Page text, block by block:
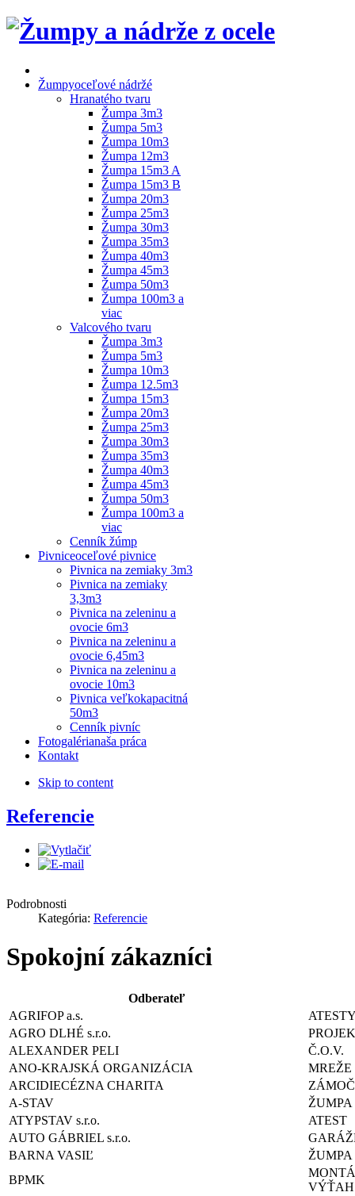
Žumpyoceľové nádržé
Hranatého tvaru
Žumpa 3m3
Žumpa 5m3
Žumpa 10m3
Žumpa 12m3
Žumpa 15m3 A
Žumpa 15m3 B
Žumpa 20m3
Žumpa 25m3
Žumpa 30m3
Žumpa 35m3
Žumpa 40m3
Žumpa 45m3
Žumpa 50m3
Žumpa 100m3 a
viac
Valcového tvaru
Žumpa 3m3
Žumpa 5m3
Žumpa 10m3
Žumpa 12.5m3
Žumpa 15m3
Žumpa 20m3
Žumpa 25m3
Žumpa 30m3
Žumpa 35m3
Žumpa 40m3
Žumpa 45m3
Žumpa 50m3
Žumpa 100m3 a
viac
Cenník žúmp
Pivniceoceľové pivnice
Pivnica na zemiaky 3m3
Pivnica na zemiaky
3,3m3
Pivnica na zeleninu a
ovocie 6m3
Pivnica na zeleninu a
ovocie 6,45m3
Pivnica na zeleninu a
ovocie 10m3
Pivnica veľkokapacitná
50m3
Cenník pivníc
Fotogalérianaša práca
Kontakt
Skip to content
Referencie
Podrobnosti
Kategória: Referencie
Spokojní zákazníci
Odberateľ
AGRIFOP a.s.
AGRO DLHÉ s.r.o.
ALEXANDER PELI
Č.O.V.
ANO-KRAJSKÁ ORGANIZÁCIA
MREŽE
ARCIDIECÉZNA CHARITA
A-STAV
ŽUMPA
ATYPSTAV s.r.o.
ATEST
AUTO GÁBRIEL s.r.o.
BARNA VASIĽ
ŽUMPA
BPMK